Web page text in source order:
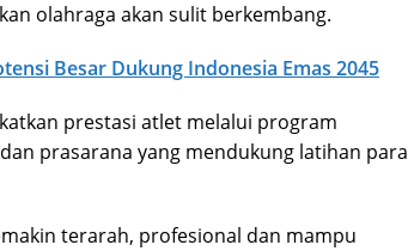
olahraga akan sulit berkembang.
Besar Dukung Indonesia Emas 2045
prestasi atlet melalui program
prasarana yang mendukung latihan para
terarah, profesional dan mampu